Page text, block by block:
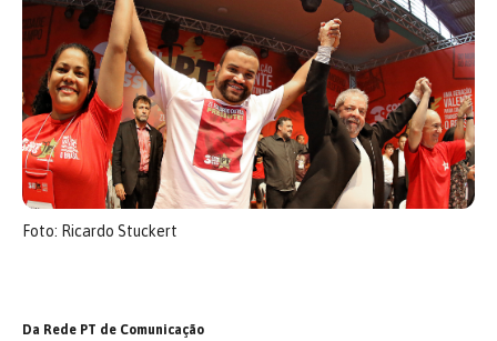
Foto: Ricardo Stuckert
Da Rede PT de Comunicação